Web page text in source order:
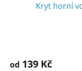
Kryt horní
od 139 Kč